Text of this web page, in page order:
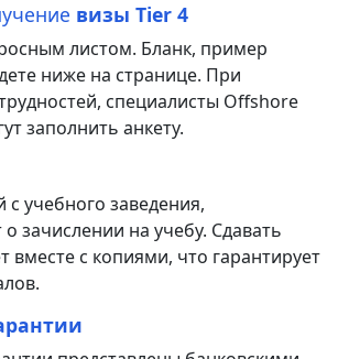
визы Tier 4
листом. Бланк, пример
ниже на странице. При
, специалисты Offshore
заполнить анкету.
с учебного заведения,
о зачислении на учебу. Сдавать
вместе с копиями, что гарантирует